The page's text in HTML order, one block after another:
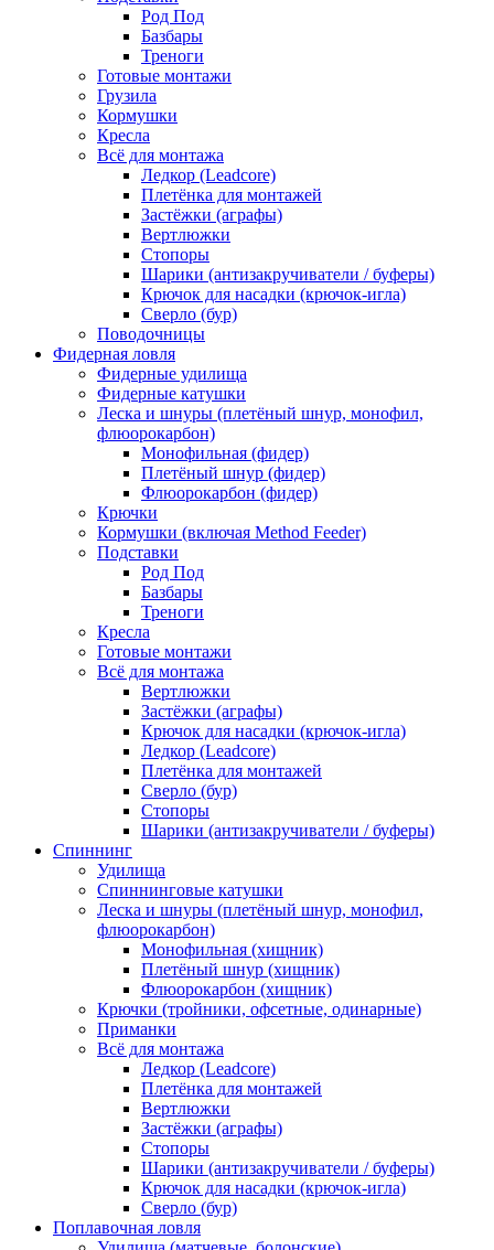
Род Под
Базбары
Треноги
Готовые монтажи
Грузила
Кормушки
Кресла
Всё для монтажа
Ледкор (Leadcore)
Плетёнка для монтажей
Застёжки (аграфы)
Вертлюжки
Стопоры
Шарики (антизакручиватели / буферы)
Крючок для насадки (крючок-игла)
Сверло (бур)
Поводочницы
Фидерная ловля
Фидерные удилища
Фидерные катушки
Леска и шнуры (плетёный шнур, монофил,
флюорокарбон)
Монофильная (фидер)
Плетёный шнур (фидер)
Флюорокарбон (фидер)
Крючки
Кормушки (включая Method Feeder)
Подставки
Род Под
Базбары
Треноги
Кресла
Готовые монтажи
Всё для монтажа
Вертлюжки
Застёжки (аграфы)
Крючок для насадки (крючок-игла)
Ледкор (Leadcore)
Плетёнка для монтажей
Сверло (бур)
Стопоры
Шарики (антизакручиватели / буферы)
Спиннинг
Удилища
Спиннинговые катушки
Леска и шнуры (плетёный шнур, монофил,
флюорокарбон)
Монофильная (хищник)
Плетёный шнур (хищник)
Флюорокарбон (хищник)
Крючки (тройники, офсетные, одинарные)
Приманки
Всё для монтажа
Ледкор (Leadcore)
Плетёнка для монтажей
Вертлюжки
Застёжки (аграфы)
Стопоры
Шарики (антизакручиватели / буферы)
Крючок для насадки (крючок-игла)
Сверло (бур)
Поплавочная ловля